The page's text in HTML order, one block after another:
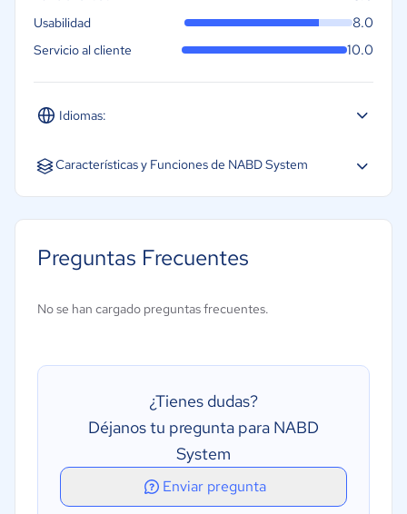
Idiomas:
Español Inglés Portugués
Usabilidad 8.0
Servicio al cliente 10.0
Características y Funciones de NABD System
Base de conocimientos
Preguntas Frecuentes
No se han cargado preguntas frecuentes.
¿Tienes dudas?
Déjanos tu pregunta para NABD
System
Enviar pregunta